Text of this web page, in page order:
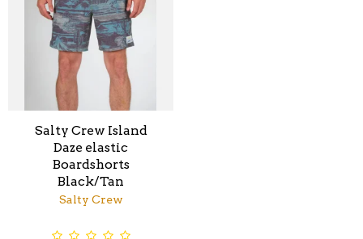
Salty Crew Island
Daze elastic
Boardshorts
Black/Tan
Salty Crew